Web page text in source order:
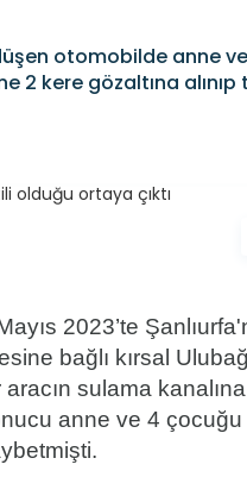
otomobilde anne
2 kere gözaltına
2023’te
bağlı kırsal
aracın sulama
anne ve 4 çocuğu